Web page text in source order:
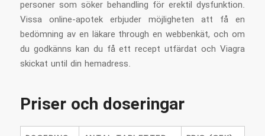
personer som söker behandling för erektil dysfunktion.
Vissa online-apotek erbjuder möjligheten att få en
bedömning av en läkare through en webbenkät, och om
du godkänns kan du få ett recept utfärdat och Viagra
skickat until din hemadress.
Priser och doseringar